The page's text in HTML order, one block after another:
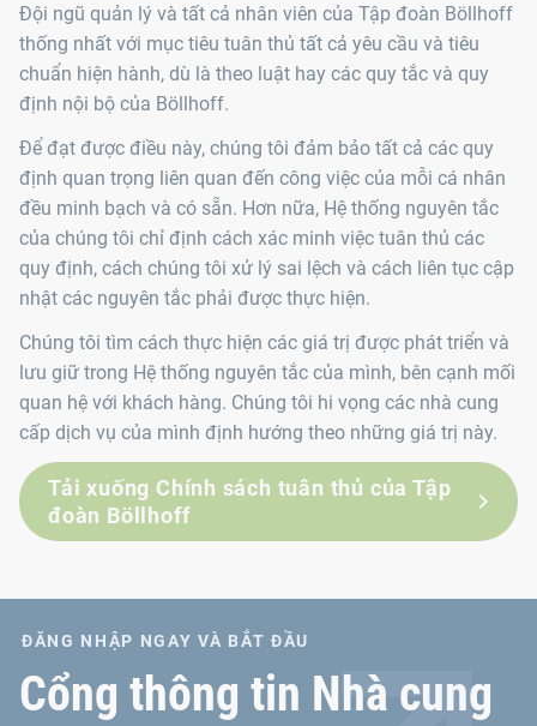
Đội ngũ quản lý và tất cả nhân viên của Tập đoàn Böllhoff
thống nhất với mục tiêu tuân thủ tất cả yêu cầu và tiêu
chuẩn hiện hành, dù là theo luật hay các quy tắc và quy
định nội bộ của Böllhoff.
Để đạt được điều này, chúng tôi đảm bảo tất cả các quy
định quan trọng liên quan đến công việc của mỗi cá nhân
đều minh bạch và có sẵn. Hơn nữa, Hệ thống nguyên tắc
của chúng tôi chỉ định cách xác minh việc tuân thủ các
quy định, cách chúng tôi xử lý sai lệch và cách liên tục cập
nhật các nguyên tắc phải được thực hiện.
Chúng tôi tìm cách thực hiện các giá trị được phát triển và
lưu giữ trong Hệ thống nguyên tắc của mình, bên cạnh mối
quan hệ với khách hàng. Chúng tôi hi vọng các nhà cung
cấp dịch vụ của mình định hướng theo những giá trị này.
Tải xuống Chính sách tuân thủ của Tập
đoàn Böllhoff
ĐĂNG NHẬP NGAY VÀ BẮT ĐẦU
Cổng thông tin Nhà cung